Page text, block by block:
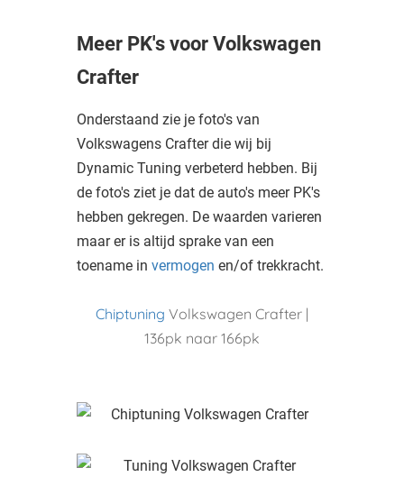
Meer PK's voor Volkswagen
Crafter
Onderstaand zie je foto's van
Volkswagens Crafter die wij bij
Dynamic Tuning verbeterd hebben. Bij
de foto's ziet je dat de auto's meer PK's
hebben gekregen. De waarden varieren
maar er is altijd sprake van een
toename in vermogen en/of trekkracht.
Chiptuning Volkswagen Crafter |
136pk naar 166pk